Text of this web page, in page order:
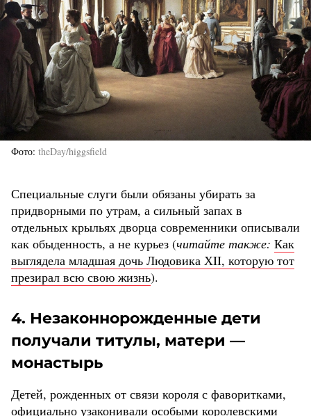
Фото theDay/higgsfield
Специальные слуги были обязаны убирать за
придворными по утрам, а сильный запах в
отдельных крыльях дворца современники описывали
как обыденность, а не курьез (читайте также: Как
выглядела младшая дочь Людовика ХII, которую тот
презирал всю свою жизнь).
4. Незаконнорожденные дети
получали титулы, матери —
монастырь
Детей, рожденных от связи короля с фаворитками,
официально узаконивали особыми королевскими